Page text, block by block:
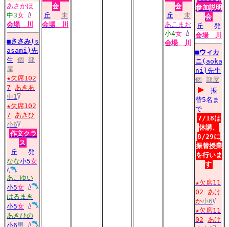
あさかほ
中3女
会場川
■ささみ(s
asami)先
生 個 部
屋
★欠席102
7
あきあ
中1
★欠席102
7
あきひ
小6
作文クラ
ス
丘
発
なな小5女
あこゆい
小5女
はるまき
小5女
あきひの
小6男
会
丘
未
会場川
会
丘
未
あこまお
小4女
会場川
参加説明
会
丘
発
会場川
■ウィカ
ニ(aoka
ni)先生
個 部屋
▶
振
替5名ま
で
7/18は
休講、
8/29に
振替授業
を行いま
す
★欠席11
02
あけ
か小6
★欠席11
02
あけ